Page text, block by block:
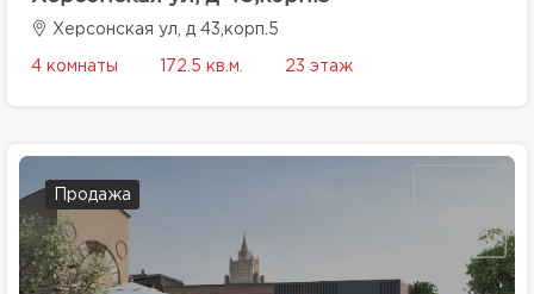
Херсонская ул, д 43,корп.5
4 комнаты 172.5 кв.м. 23 этаж
Продажа